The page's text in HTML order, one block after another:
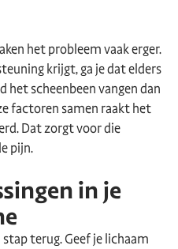
het probleem vaak erger.
krijgt, ga je dat elders
het scheenbeen vangen dan
factoren samen raakt het
Dat zorgt voor die
pijn.
in je
terug. Geef je lichaam